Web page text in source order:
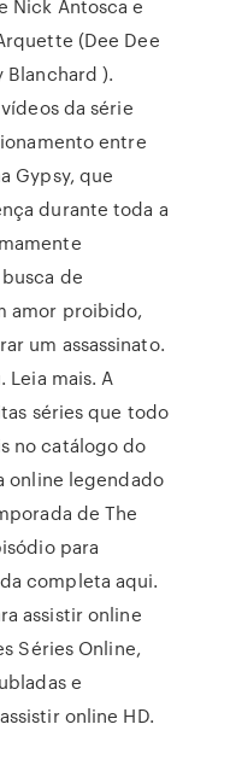
Nick Antosca e
(Dee Dee
Blanchard ).
da série
entre
Gypsy, que
durante toda a
de
amor proibido,
um assassinato.
Leia mais. A
séries que todo
no catálogo do
online legendado
de The
para
completa aqui.
assistir online
Séries Online,
e
online HD.